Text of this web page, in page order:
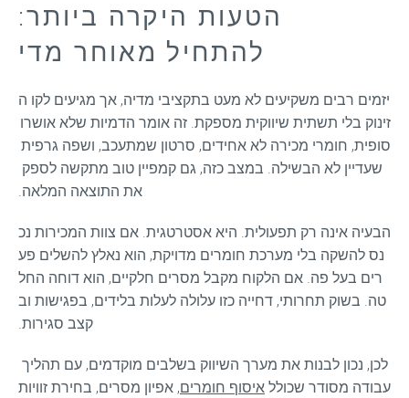
הטעות היקרה ביותר:
להתחיל מאוחר מדי
יזמים רבים משקיעים לא מעט בתקציבי מדיה, אך מגיעים לקו ה
את התוצאה המלאה.
הבעיה אינה רק תפעולית. היא אסטרטגית. אם צוות המכירות נכ
נס להשקה בלי מערכת חומרים מדויקת, הוא נאלץ להשלים פע
רים בעל פה. אם הלקוח מקבל מסרים חלקיים, הוא דוחה החל
טה. בשוק תחרותי, דחייה כזו עלולה לעלות בלידים, בפגישות וב
קצב סגירות.
עבודה מסודר שכולל איסוף חומרים